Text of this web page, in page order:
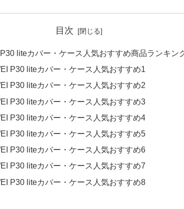
目次
liteカバー・ケース人気おすすめ商品ランキン
P30 liteカバー・ケース人気おすすめ1
P30 liteカバー・ケース人気おすすめ2
P30 liteカバー・ケース人気おすすめ3
P30 liteカバー・ケース人気おすすめ4
P30 liteカバー・ケース人気おすすめ5
P30 liteカバー・ケース人気おすすめ6
P30 liteカバー・ケース人気おすすめ7
P30 liteカバー・ケース人気おすすめ8